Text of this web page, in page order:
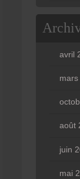
avril
août
juin
mai